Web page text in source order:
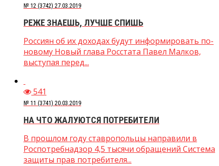
№ 12 (3742) 27.03.2019
РЕЖЕ ЗНАЕШЬ, ЛУЧШЕ СПИШЬ
Россиян об их доходах будут информировать по-
новому Новый глава Росстата Павел Малков,
выступая перед...
541
№ 11 (3741) 20.03.2019
НА ЧТО ЖАЛУЮТСЯ ПОТРЕБИТЕЛИ
В прошлом году ставропольцы направили в
Роспотребнадзор 4,5 тысячи обращений Система
защиты прав потребителя...